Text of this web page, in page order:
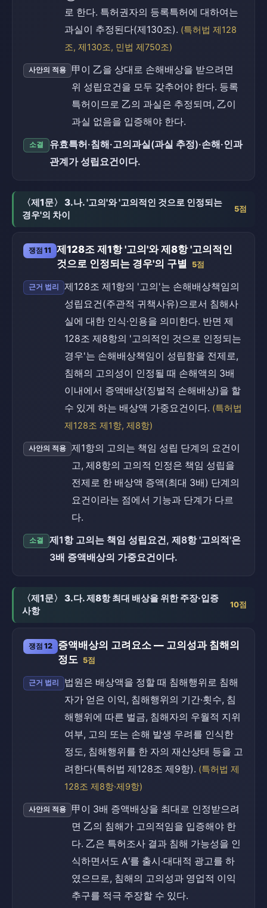
로 한다. 특허권자의 등록특허에 대하여는
과실이 추정된다(제130조). (특허법 제128
조, 제130조, 민법 제750조)
사안의 적용
甲이 乙을 상대로 손해배상을 받으려면
위 성립요건을 모두 갖추어야 한다. 등록
특허이므로 乙의 과실은 추정되며, 乙이
과실 없음을 입증해야 한다.
소결
유효특허·침해·고의과실(과실 추정)·손해·인과
관계가 성립요건이다.
〈제1문〉 3.나. '고의'와 '고의적인 것으로 인정되는
경우'의 차이
5점
쟁점 11
제128조 제1항 '고의'와 제8항 '고의적인
것으로 인정되는 경우'의 구별
5점
근거 법리
제128조 제1항의 '고의'는 손해배상책임의
성립요건(주관적 귀책사유)으로서 침해사
실에 대한 인식·인용을 의미한다. 반면 제
128조 제8항의 '고의적인 것으로 인정되는
경우'는 손해배상책임이 성립함을 전제로,
침해의 고의성이 인정될 때 손해액의 3배
이내에서 증액배상(징벌적 손해배상)을 할
수 있게 하는 배상액 가중요건이다. (특허법
제128조 제1항, 제8항)
사안의 적용
제1항의 고의는 책임 성립 단계의 요건이
고, 제8항의 고의적 인정은 책임 성립을
전제로 한 배상액 증액(최대 3배) 단계의
요건이라는 점에서 기능과 단계가 다르
다.
소결
제1항 고의는 책임 성립요건, 제8항 '고의적'은
3배 증액배상의 가중요건이다.
〈제1문〉 3.다. 제8항 최대 배상을 위한 주장·입증
사항
10점
쟁점 12
증액배상의 고려요소 — 고의성과 침해의
정도 5점
근거 법리
법원은 배상액을 정할 때 침해행위로 침해
자가 얻은 이익, 침해행위의 기간·횟수, 침
해행위에 따른 벌금, 침해자의 우월적 지위
여부, 고의 또는 손해 발생 우려를 인식한
정도, 침해행위를 한 자의 재산상태 등을 고
려한다(특허법 제128조 제9항). (특허법 제
128조 제8항·제9항)
사안의 적용
甲이 3배 증액배상을 최대로 인정받으려
면 乙의 침해가 고의적임을 입증해야 한
다. 乙은 특허조사 결과 침해 가능성을 인
식하면서도 A′를 출시·대대적 광고를 하
였으므로, 침해의 고의성과 영업적 이익
추구를 적극 주장할 수 있다.